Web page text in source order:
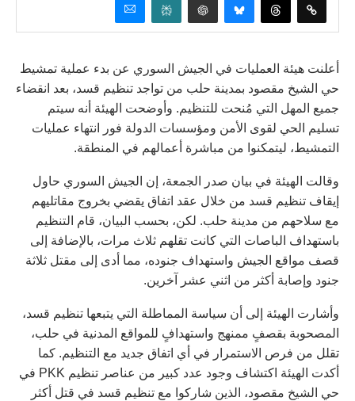
أعلنت هيئة العمليات في الجيش السوري عن بدء عملية تمشيط
حي الشيخ مقصود بمدينة حلب من تواجد تنظيم قسد، بعد انقضاء
جميع المهل التي مُنحت للتنظيم. وأوضحت الهيئة أنه سيتم
تسليم الحي لقوى الأمن ومؤسسات الدولة فور انتهاء عمليات
التمشيط، ليتمكنوا من مباشرة أعمالهم في المنطقة.
وقالت الهيئة في بيان صدر الجمعة، إن الجيش السوري حاول
إيقاف تنظيم قسد من خلال عقد اتفاق يقضي بخروج مقاتليهم
مع سلاحهم من مدينة حلب. لكن، بحسب البيان، قام التنظيم
باستهداف الباصات التي كانت تقلهم ثلاث مرات، بالإضافة إلى
قصف مواقع الجيش واستهداف جنوده، مما أدى إلى مقتل ثلاثة
جنود وإصابة أكثر من اثني عشر آخرين.
وأشارت الهيئة إلى أن سياسة المماطلة التي يتبعها تنظيم قسد،
المصحوبة بقصفٍ ممنهج واستهدافٍ للمواقع المدنية في حلب،
تقلل من فرص الاستمرار في أي اتفاق جديد مع التنظيم. كما
أكدت الهيئة اكتشاف وجود عدد كبير من عناصر تنظيم PKK في
حي الشيخ مقصود، الذين شاركوا مع تنظيم قسد في قتل أكثر